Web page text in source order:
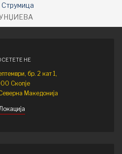
Струмица
НЕ
бр. 2 кат 1,
Скопје
Македонија